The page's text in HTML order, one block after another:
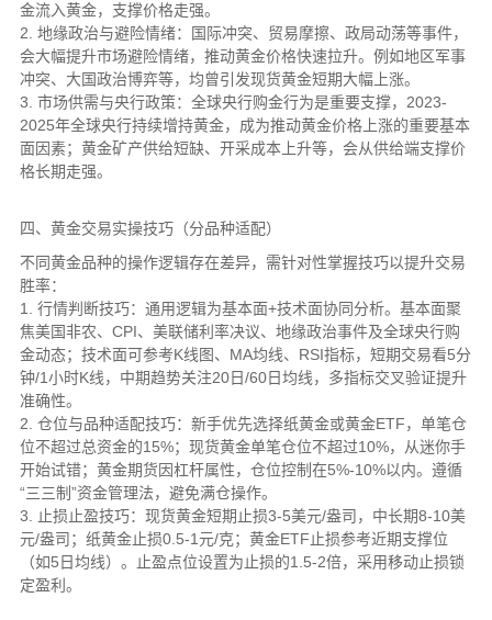
金流入黄金，支撑价格走强。
2. 地缘政治与避险情绪：国际冲突、贸易摩擦、政局动荡等事件，
会大幅提升市场避险情绪，推动黄金价格快速拉升。例如地区军事
冲突、大国政治博弈等，均曾引发现货黄金短期大幅上涨。
3. 市场供需与央行政策：全球央行购金行为是重要支撑，2023-
2025年全球央行持续增持黄金，成为推动黄金价格上涨的重要基本
面因素；黄金矿产供给短缺、开采成本上升等，会从供给端支撑价
格长期走强。
四、黄金交易实操技巧（分品种适配）
不同黄金品种的操作逻辑存在差异，需针对性掌握技巧以提升交易
胜率：
1. 行情判断技巧：通用逻辑为基本面+技术面协同分析。基本面聚
焦美国非农、CPI、美联储利率决议、地缘政治事件及全球央行购
金动态；技术面可参考K线图、MA均线、RSI指标，短期交易看5分
钟/1小时K线，中期趋势关注20日/60日均线，多指标交叉验证提升
准确性。
2. 仓位与品种适配技巧：新手优先选择纸黄金或黄金ETF，单笔仓
位不超过总资金的15%；现货黄金单笔仓位不超过10%，从迷你手
开始试错；黄金期货因杠杆属性，仓位控制在5%-10%以内。遵循
“三三制”资金管理法，避免满仓操作。
3. 止损止盈技巧：现货黄金短期止损3-5美元/盎司，中长期8-10美
元/盎司；纸黄金止损0.5-1元/克；黄金ETF止损参考近期支撑位
（如5日均线）。止盈点位设置为止损的1.5-2倍，采用移动止损锁
定盈利。